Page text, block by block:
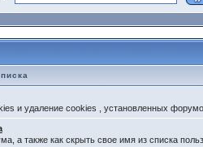
и удаление cookies , установленных
а также как скрыть свое имя из списка